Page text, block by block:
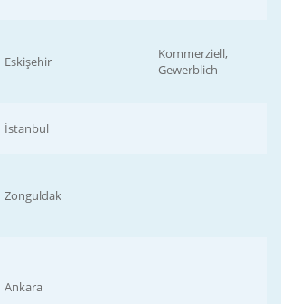
Eskişehir
Kommerziell,
Gewerblich
İstanbul
Zonguldak
Ankara